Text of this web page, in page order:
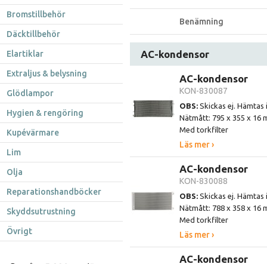
Bromstillbehör
Däcktillbehör
Elartiklar
Extraljus & belysning
Glödlampor
Hygien & rengöring
Kupévärmare
Lim
Olja
Reparationshandböcker
Skyddsutrustning
Övrigt
Benämning
AC-kondensor
AC-kondensor
KON-830087
OBS: Skickas ej.
Nätmått: 795 x 355 x 16
Med torkfilter
Läs mer ›
AC-kondensor
KON-830088
OBS: Skickas ej.
Nätmått: 788 x 358 x 16
Med torkfilter
Läs mer ›
AC-kondensor